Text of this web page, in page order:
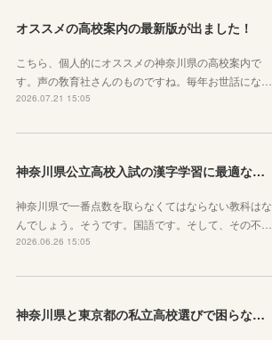
オススメの高校案内の最新版が出ました！
こちら、個人的にオススメの神奈川県の高校案内で
す。声の敎育社さんのものですね。毎年お世話にな…
2026.07.21 15:05
神奈川県公立高校入試の漢字学習に最適な教材を紹介します！
神奈川県で一番点数を取らなくてはならない教科はな
んでしょう。そうです。国語です。そして、その不…
2026.06.26 15:05
神奈川県と東京都の私立高校選びで困らなくなるサイトを紹介するよ！